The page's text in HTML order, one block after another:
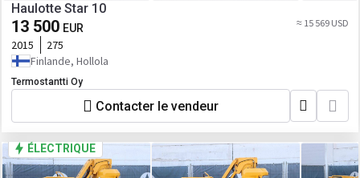
Haulotte Star 10
13 500 EUR ≈ 15 569 USD
2015
275
Finlande, Hollola
Termostantti Oy
Contacter le vendeur
ÉLECTRIQUE